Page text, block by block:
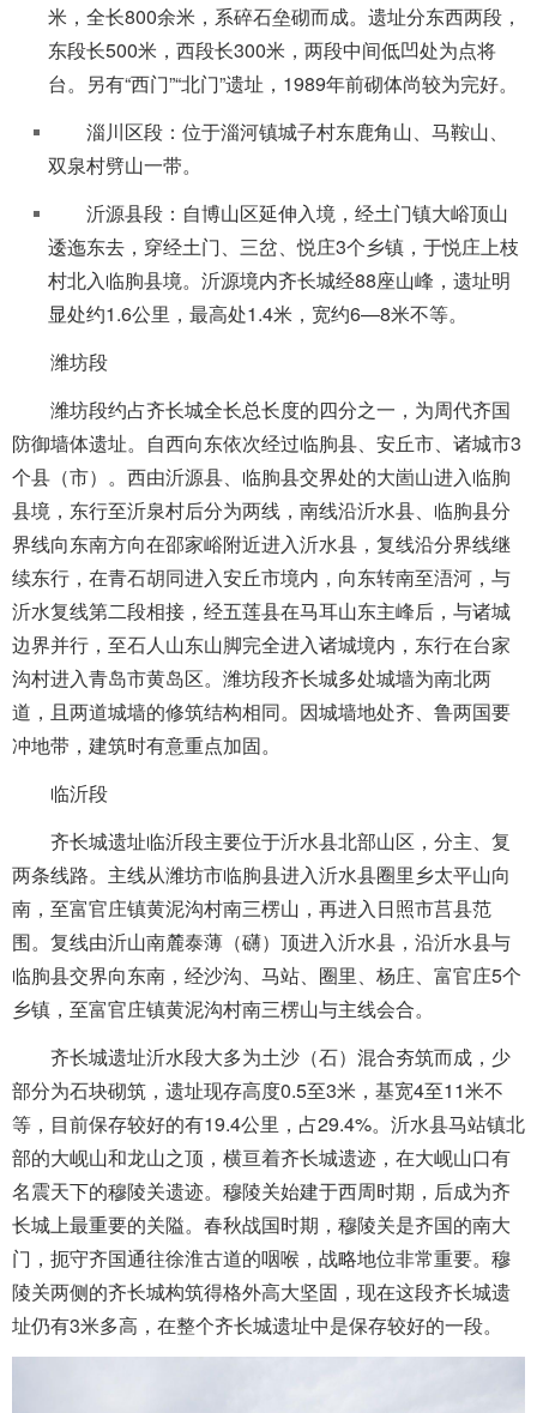
米，全长800余米，系碎石垒砌而成。遗址分东西两段，
东段长500米，西段长300米，两段中间低凹处为点将
台。另有“西门”“北门”遗址，1989年前砌体尚较为完好。
淄川区段：位于淄河镇城子村东鹿角山、马鞍山、
双泉村劈山一带。
沂源县段：自博山区延伸入境，经土门镇大峪顶山
逶迤东去，穿经土门、三岔、悦庄3个乡镇，于悦庄上枝
村北入临朐县境。沂源境内齐长城经88座山峰，遗址明
显处约1.6公里，最高处1.4米，宽约6—8米不等。
潍坊段
潍坊段约占齐长城全长总长度的四分之一，为周代齐国
防御墙体遗址。自西向东依次经过临朐县、安丘市、诸城市3
个县（市）。西由沂源县、临朐县交界处的大崮山进入临朐
县境，东行至沂泉村后分为两线，南线沿沂水县、临朐县分
界线向东南方向在邵家峪附近进入沂水县，复线沿分界线继
续东行，在青石胡同进入安丘市境内，向东转南至浯河，与
沂水复线第二段相接，经五莲县在马耳山东主峰后，与诸城
边界并行，至石人山东山脚完全进入诸城境内，东行在台家
沟村进入青岛市黄岛区。潍坊段齐长城多处城墙为南北两
道，且两道城墙的修筑结构相同。因城墙地处齐、鲁两国要
冲地带，建筑时有意重点加固。
临沂段
齐长城遗址临沂段主要位于沂水县北部山区，分主、复
两条线路。主线从潍坊市临朐县进入沂水县圈里乡太平山向
南，至富官庄镇黄泥沟村南三楞山，再进入日照市莒县范
围。复线由沂山南麓泰薄（礴）顶进入沂水县，沿沂水县与
临朐县交界向东南，经沙沟、马站、圈里、杨庄、富官庄5个
乡镇，至富官庄镇黄泥沟村南三楞山与主线会合。
齐长城遗址沂水段大多为土沙（石）混合夯筑而成，少
部分为石块砌筑，遗址现存高度0.5至3米，基宽4至11米不
等，目前保存较好的有19.4公里，占29.4%。沂水县马站镇北
部的大岘山和龙山之顶，横亘着齐长城遗迹，在大岘山口有
名震天下的穆陵关遗迹。穆陵关始建于西周时期，后成为齐
长城上最重要的关隘。春秋战国时期，穆陵关是齐国的南大
门，扼守齐国通往徐淮古道的咽喉，战略地位非常重要。穆
陵关两侧的齐长城构筑得格外高大坚固，现在这段齐长城遗
址仍有3米多高，在整个齐长城遗址中是保存较好的一段。